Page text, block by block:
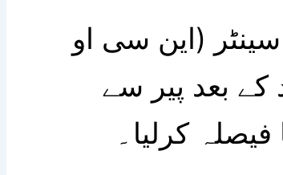
سینٹر (این سی او
بعد پیر سے
فیصلہ کرلیا۔